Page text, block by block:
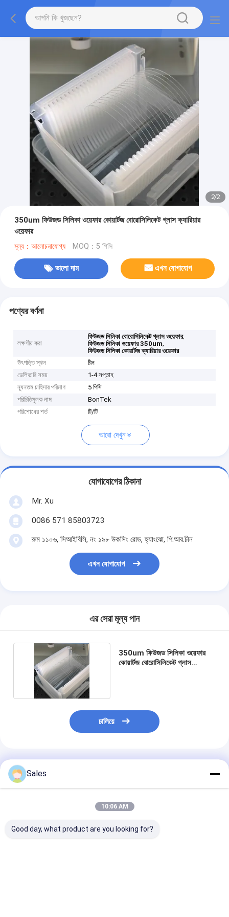
2/2
350um ফিউজড সিলিকা ওয়েফার কোয়ার্টজ বোরোসিলিকেট গ্লাস ক্যারিয়ার
ওয়েফার
মূল্য：আলোচনাযোগ্য MOQ：5 পিসি
ভালো দাম এখন যোগাযোগ
পণ্যের বর্ণনা
লক্ষণীয় করা
ফিউজড সিলিকা বোরোসিলিকেট গ্লাস ওয়েফার,
ফিউজড সিলিকা ওয়েফার 350um,
ফিউজড সিলিকা কোয়ার্টজ ক্যারিয়ার ওয়েফার
উৎপত্তি স্থল
চীন
ডেলিভারি সময়
1-4 সপ্তাহ
ন্যূনতম চাহিদার পরিমাণ
5 পিসি
পরিচিতিমুলক নাম
BonTek
পরিশোধের শর্ত
টি/টি
আরো দেখুন
যোগাযোগের ঠিকানা
Mr. Xu
0086 571 85803723
রুম ১১০৬, সিআইবিসি, নং ১৯৮ উকসিং রোড, হ্যাংঝো, পি.আর.চীন
এখন যোগাযোগ
এর সেরা মূল্য পান
350um ফিউজড সিলিকা ওয়েফার
কোয়ার্টজ বোরোসিলিকেট গ্লাস
চালিয়ে
প্রস্তাবিত পণ্য
Sales
10:06 AM
Good day, what product are you looking for?